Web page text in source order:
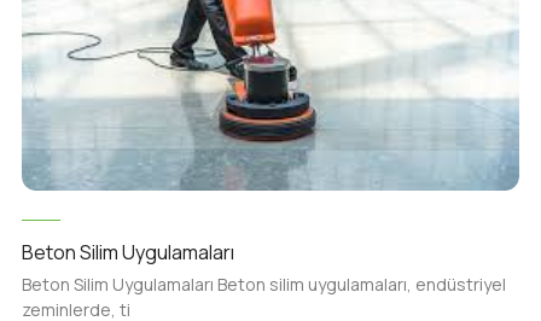
Beton Silim Uygulamaları
Beton Silim Uygulamaları Beton silim uygulamaları, endüstriyel
zeminlerde, ti